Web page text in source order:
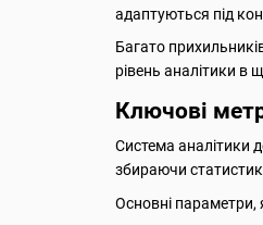
адаптуються під
Багато
рівень аналітики в
Ключові
Система аналітики
збираючи
Основні параметри,